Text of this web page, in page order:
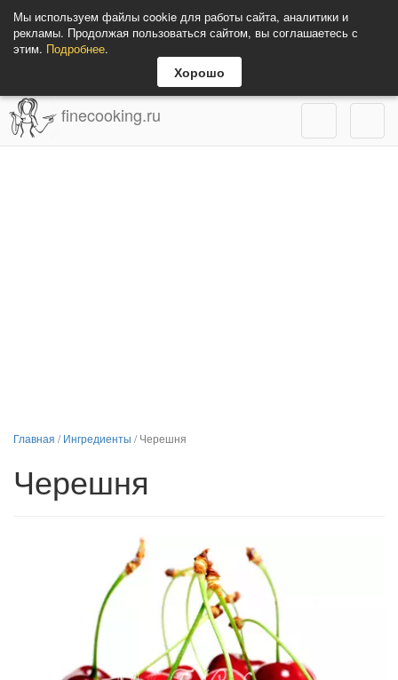
Мы используем файлы cookie для работы сайта, аналитики и
рекламы. Продолжая пользоваться сайтом, вы соглашаетесь с
этим. Подробнее.
Хорошо
finecooking.ru
Главная /Ингредиенты /Черешня
Черешня